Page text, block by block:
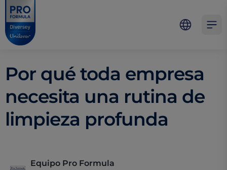
Skip to main content
Skip to navigation
Skip to footer
Pro Formula
Por qué toda empresa
necesita una rutina de
limpieza profunda
Equipo Pro Formula